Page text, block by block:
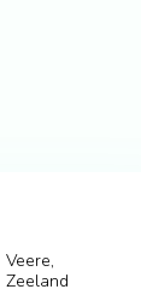
Veere,
Zeeland